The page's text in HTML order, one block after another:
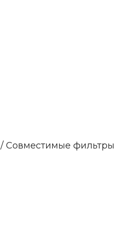
/ Совместимые фильтры